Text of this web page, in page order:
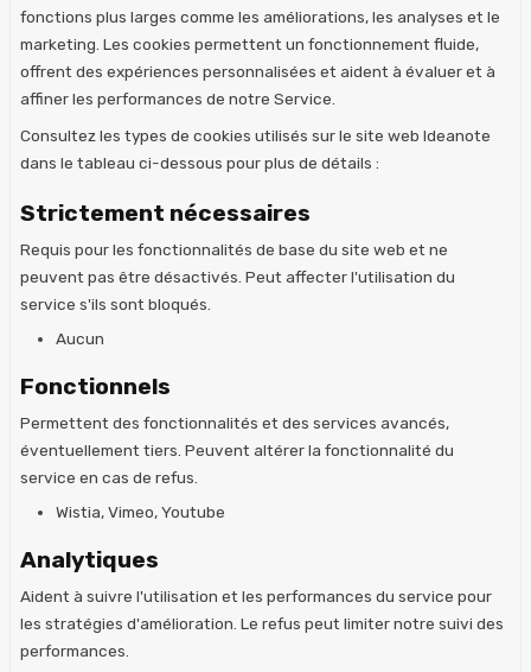
fonctions plus larges comme les améliorations, les analyses et le
marketing. Les cookies permettent un fonctionnement fluide,
offrent des expériences personnalisées et aident à évaluer et à
affiner les performances de notre Service.
Consultez les types de cookies utilisés sur le site web Ideanote
dans le tableau ci-dessous pour plus de détails :
Strictement nécessaires
Requis pour les fonctionnalités de base du site web et ne
peuvent pas être désactivés. Peut affecter l'utilisation du
service s'ils sont bloqués.
Aucun
Fonctionnels
Permettent des fonctionnalités et des services avancés,
éventuellement tiers. Peuvent altérer la fonctionnalité du
service en cas de refus.
Wistia, Vimeo, Youtube
Analytiques
Aident à suivre l'utilisation et les performances du service pour
les stratégies d'amélioration. Le refus peut limiter notre suivi des
performances.